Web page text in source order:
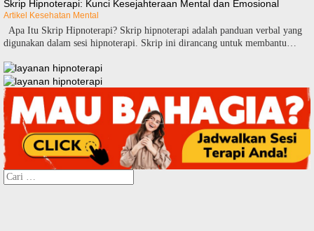
Skrip Hipnoterapi: Kunci Kesejahteraan Mental dan Emosional
Artikel Kesehatan Mental
Apa Itu Skrip Hipnoterapi? Skrip hipnoterapi adalah panduan verbal yang
digunakan dalam sesi hipnoterapi. Skrip ini dirancang untuk membantu…
Cari
untuk: